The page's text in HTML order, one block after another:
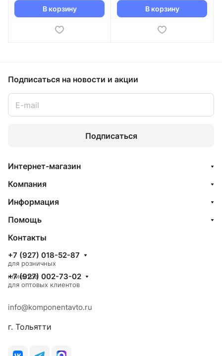
В корзину В корзину
Подписаться на новости и акции
Подписаться
Интернет-магазин
Компания
Информация
Помощь
Контакты
+7 (927) 018-52-87
для розничных
клиентов
+7 (927) 002-73-02
для оптовых клиентов
info@komponentavto.ru
г. Тольятти